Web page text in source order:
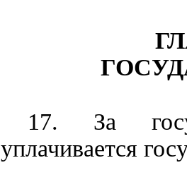
17. За
уплачивается